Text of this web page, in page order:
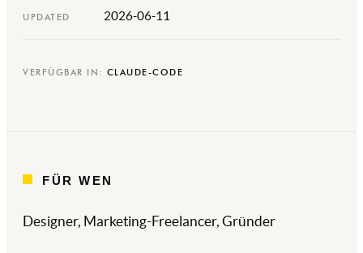
UPDATED 2026-06-11
VERFÜGBAR IN: CLAUDE-CODE
FÜR WEN
Designer, Marketing-Freelancer, Gründer